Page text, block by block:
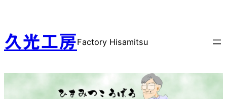
を
ス
ッ
久光工房Factory Hisamitsu